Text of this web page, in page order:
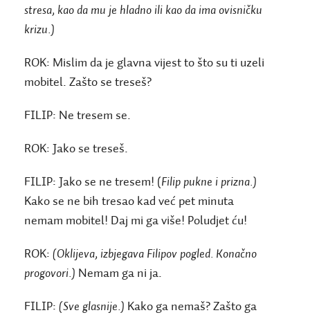
stresa, kao da mu je hladno ili kao da ima ovisničku
krizu.)
ROK: Mislim da je glavna vijest to što su ti uzeli
mobitel. Zašto se treseš?
FILIP: Ne tresem se.
ROK: Jako se treseš.
FILIP: Jako se ne tresem! (Filip pukne i prizna.)
Kako se ne bih tresao kad već pet minuta
nemam mobitel! Daj mi ga više! Poludjet ću!
ROK: (Oklijeva, izbjegava Filipov pogled. Konačno
progovori.) Nemam ga ni ja.
FILIP: (Sve glasnije.) Kako ga nemaš? Zašto ga